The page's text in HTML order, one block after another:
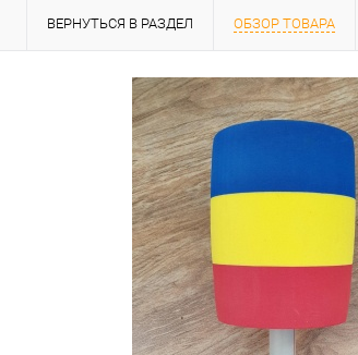
ВЕРНУТЬСЯ В РАЗДЕЛ ОБЗОР ТОВАРА